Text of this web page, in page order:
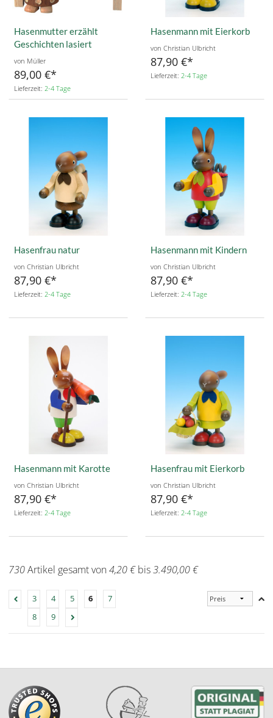
Hasenmutter erzählt
Geschichten lasiert
von Müller
89,00 €
Lieferzeit: 2-4 Tage
Hasenmann mit Eierkorb
von Christian Ulbricht
87,90 €
Lieferzeit: 2-4 Tage
Hasenfrau natur
von Christian Ulbricht
87,90 €
Lieferzeit: 2-4 Tage
Hasenmann mit Kindern
von Christian Ulbricht
87,90 €
Lieferzeit: 2-4 Tage
Hasenmann mit Karotte
von Christian Ulbricht
87,90 €
Lieferzeit: 2-4 Tage
Hasenfrau mit Eierkorb
von Christian Ulbricht
87,90 €
Lieferzeit: 2-4 Tage
730Artikel gesamt von4,20 €bis3.490,00 €
3 4 5 6
7
8
9